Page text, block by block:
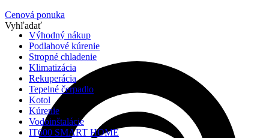
Cenová ponuka
Vyhľadať
Výhodný nákup
Podlahové kúrenie
Stropné chladenie
Klimatizácia
Rekuperácia
Tepelné čerpadlo
Kotol
Kúrenie
Vodoinštalácie
IT600 SMART HOME